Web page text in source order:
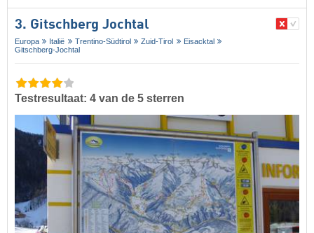
3. Gitschberg Jochtal
Europa Italië Trentino-Südtirol Zuid-Tirol
Eisacktal
Gitschberg-Jochtal
Testresultaat: 4 van de 5 sterren